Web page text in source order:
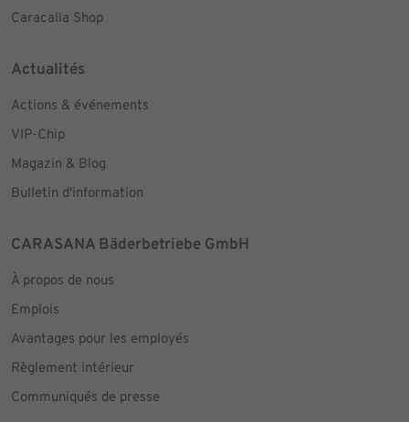
Caracalla Shop
Actualités
Actions & événements
VIP-Chip
Magazin & Blog
Bulletin d'information
CARASANA Bäderbetriebe GmbH
À propos de nous
Emplois
Avantages pour les employés
Règlement intérieur
Communiqués de presse